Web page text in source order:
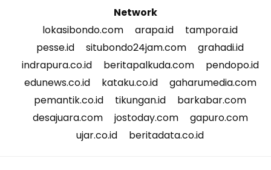
Network
lokasibondo.com
arapa.id
tampora.id
pesse.id
situbondo24jam.com
grahadi.id
indrapura.co.id
beritapalkuda.com
pendopo.id
edunews.co.id
kataku.co.id
gaharumedia.com
pemantik.co.id
tikungan.id
barkabar.com
desajuara.com
jostoday.com
gapuro.com
ujar.co.id
beritadata.co.id